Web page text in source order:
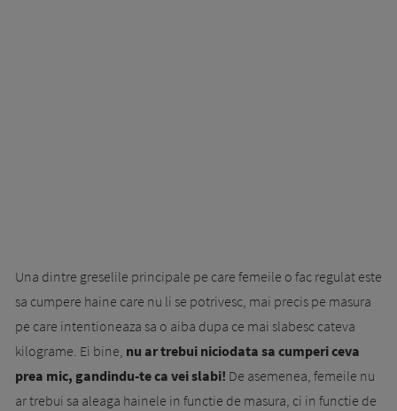
Una dintre greselile principale pe care femeile o fac regulat este
sa cumpere haine care nu li se potrivesc, mai precis pe masura
pe care intentioneaza sa o aiba dupa ce mai slabesc cateva
kilograme. Ei bine, nu ar trebui niciodata sa cumperi ceva
prea mic, gandindu-te ca vei slabi! De asemenea, femeile nu
ar trebui sa aleaga hainele in functie de masura, ci in functie de